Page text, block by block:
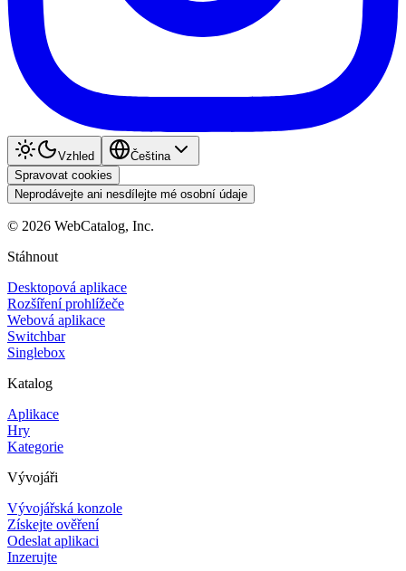
Vzhled
Čeština
Spravovat cookies
Neprodávejte ani nesdílejte mé osobní údaje
© 2026 WebCatalog, Inc.
Stáhnout
Desktopová aplikace
Rozšíření prohlížeče
Webová aplikace
Switchbar
Singlebox
Katalog
Aplikace
Hry
Kategorie
Vývojáři
Vývojářská konzole
Získejte ověření
Odeslat aplikaci
Inzerujte